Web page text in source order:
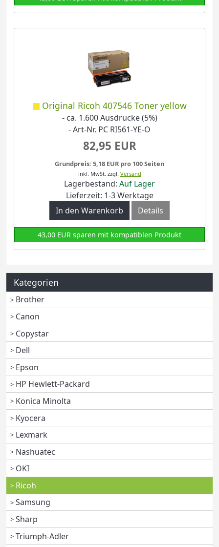
Original Ricoh 407546 Toner yellow
- ca. 1.600 Ausdrucke (5%)
- Art-Nr. PC RI561-YE-O
82,95 EUR
Grundpreis: 5,18 EUR pro 100 Seiten
inkl. MwSt. zzgl. Versand
Lagerbestand: Auf Lager
Lieferzeit: 1-3 Werktage
In den Warenkorb
Details
43,00 EUR sparen mit kompatiblen Produkt
Kategorien
Brother
Canon
Copystar
Dell
Epson
HP Hewlett-Packard
Konica Minolta
Kyocera
Lexmark
Nashuatec
OKI
Ricoh
Samsung
Sharp
Triumph-Adler